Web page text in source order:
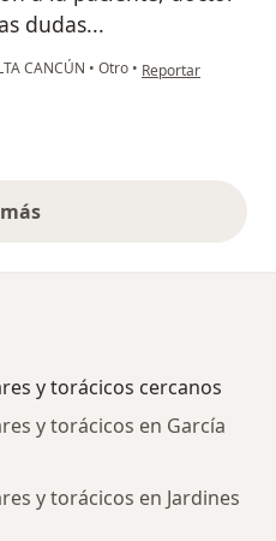
dudas...
CANCÚN • Otro • en opinión del
Reportar
opiniones anteriores
y torácicos cercanos
y torácicos en García
y torácicos en Jardines